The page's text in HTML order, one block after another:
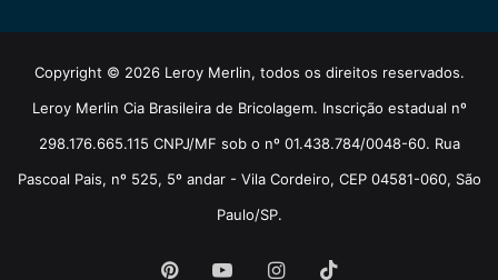
Copyright © 2026 Leroy Merlin, todos os direitos reservados.
Leroy Merlin Cia Brasileira de Bricolagem. Inscrição estadual nº
298.176.665.115 CNPJ/MF sob o nº 01.438.784/0048-60. Rua
Pascoal Pais, nº 525, 5º andar - Vila Cordeiro, CEP 04581-060, São
Paulo/SP.
PinterestYouTubeInstagram